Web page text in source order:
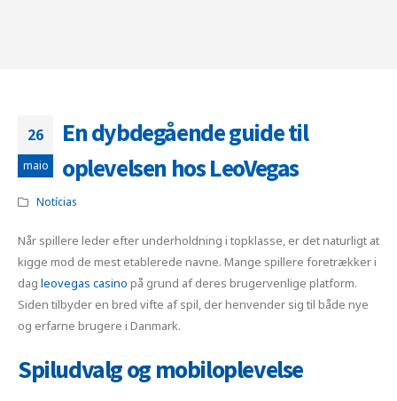
26
maio
En dybdegående guide til
oplevelsen hos LeoVegas
Notícias
Når spillere leder efter underholdning i topklasse, er det naturligt at
kigge mod de mest etablerede navne. Mange spillere foretrækker i
dag leovegas casino på grund af deres brugervenlige platform.
Siden tilbyder en bred vifte af spil, der henvender sig til både nye
og erfarne brugere i Danmark.
Spiludvalg og mobiloplevelse